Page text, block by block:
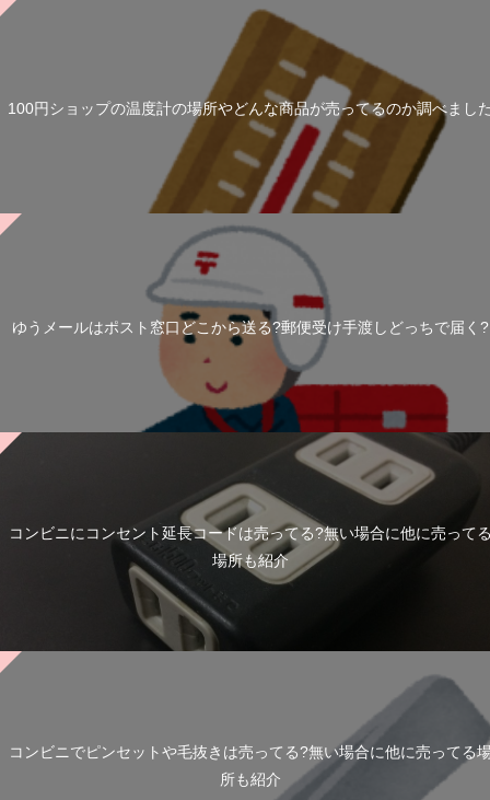
100円ショップの温度計の場所やどんな商品が売ってるのか調べまし
ゆうメールはポスト窓口どこから送る?郵便受け手渡しどっちで届く?
コンビニにコンセント延長コードは売ってる?無い場合に他に売って
場所も紹介
コンビニでピンセットや毛抜きは売ってる?無い場合に他に売ってる
所も紹介